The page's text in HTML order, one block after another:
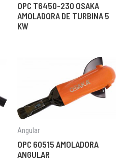
OPC T6450-230 OSAKA
AMOLADORA DE TURBINA 5
KW
Angular
OPC 60515 AMOLADORA
ANGULAR